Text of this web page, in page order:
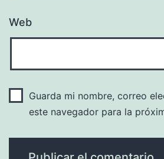
Web
Guarda mi nombre, correo
este navegador para la